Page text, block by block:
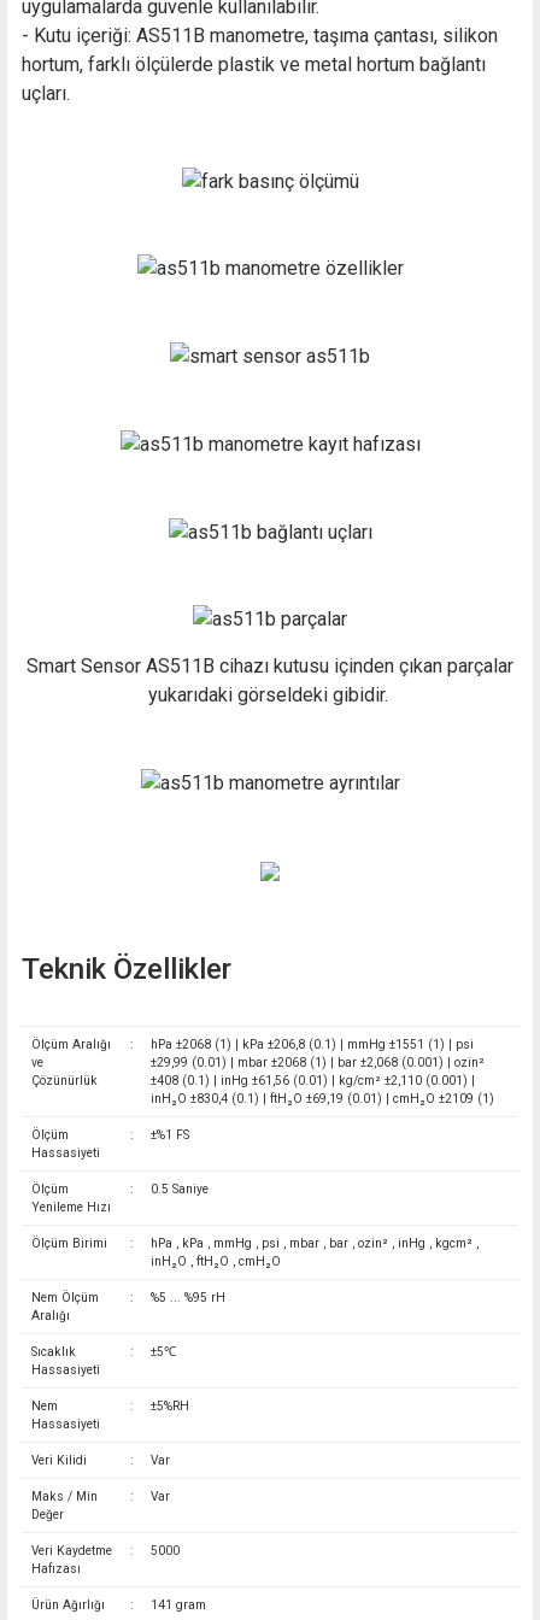
uygulamalarda güvenle kullanılabilir.
- Kutu içeriği: AS511B manometre, taşıma çantası, silikon
hortum, farklı ölçülerde plastik ve metal hortum bağlantı
uçları.
Smart Sensor AS511B cihazı kutusu içinden çıkan parçalar
yukarıdaki görseldeki gibidir.
Teknik Özellikler
Ölçüm Aralığı
ve
Çözünürlük
:
hPa ±2068 (1) | kPa ±206,8 (0.1) | mmHg ±1551 (1) | psi
±29,99 (0.01) | mbar ±2068 (1) | bar ±2,068 (0.001) | ozin²
±408 (0.1) | inHg ±61,56 (0.01) | kg/cm² ±2,110 (0.001) |
inH₂O ±830,4 (0.1) | ftH₂O ±69,19 (0.01) | cmH₂O ±2109 (1)
Ölçüm
Hassasiyeti
: ±%1 FS
Ölçüm
Yenileme Hızı
: 0.5 Saniye
Ölçüm Birimi :
hPa , kPa , mmHg , psi , mbar , bar , ozin² , inHg , kgcm² ,
inH₂O , ftH₂O , cmH₂O
Nem Ölçüm
Aralığı
: %5 ... %95 rH
Sıcaklık
Hassasiyeti
: ±5℃
Nem
Hassasiyeti
: ±5%RH
Veri Kilidi : Var
Maks / Min
Değer
: Var
Veri Kaydetme
Hafızası
: 5000
Ürün Ağırlığı : 141 gram